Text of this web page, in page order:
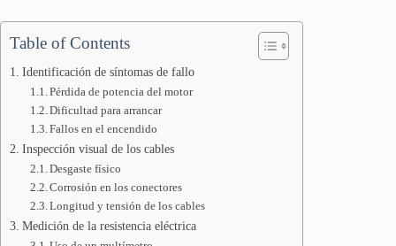
Table of Contents
Identificación de síntomas de fallo
Pérdida de potencia del motor
Dificultad para arrancar
Fallos en el encendido
Inspección visual de los cables
Desgaste físico
Corrosión en los conectores
Longitud y tensión de los cables
Medición de la resistencia eléctrica